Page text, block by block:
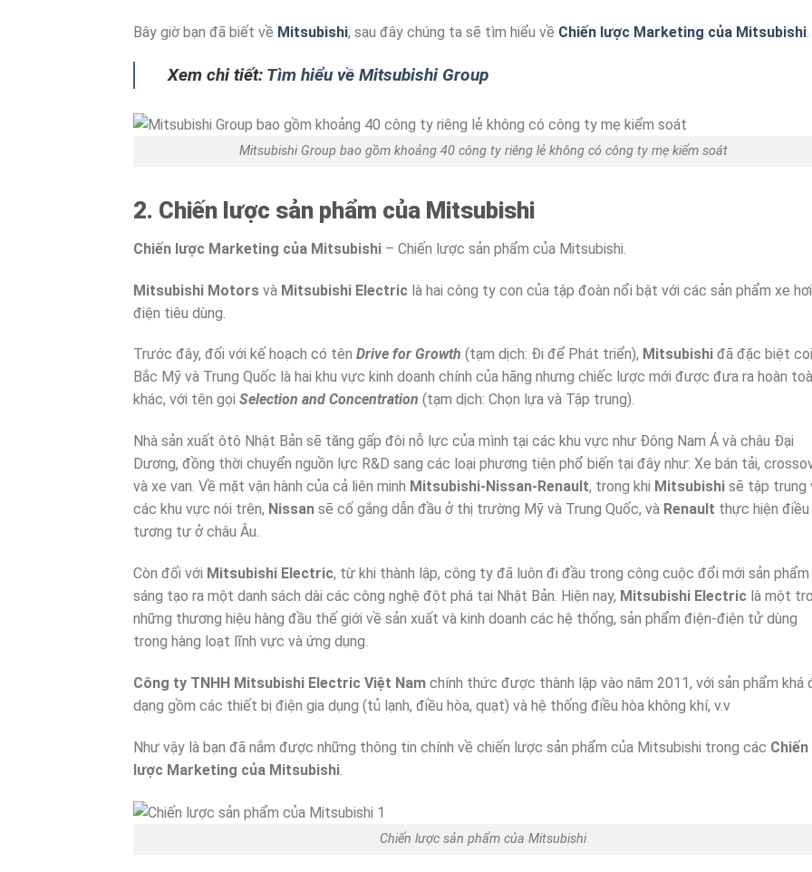
Bây giờ bạn đã biết về Mitsubishi, sau đây chúng ta sẽ tìm hiểu về Chiến lược Marketing của Mitsubishi
Xem chi tiết: Tìm hiểu về Mitsubishi Group
Mitsubishi Group bao gồm khoảng 40 công ty riêng lẻ không có công ty mẹ kiểm soát
2. Chiến lược sản phẩm của Mitsubishi
Chiến lược Marketing của Mitsubishi – Chiến lược sản phẩm của Mitsubishi.
Mitsubishi Motors và Mitsubishi Electric là hai công ty con của tập đoàn nổi bật với các sản phẩm xe
điện tiêu dùng.
Trước đây, đối với kế hoạch có tên Drive for Growth (tạm dịch: Đi để Phát triển), Mitsubishi đã đặc biệt coi
Bắc Mỹ và Trung Quốc là hai khu vực kinh doanh chính của hãng nhưng chiếc lược mới được đưa ra hoàn
khác, với tên gọi Selection and Concentration (tạm dịch: Chọn lựa và Tập trung).
Nhà sản xuất ôtô Nhật Bản sẽ tăng gấp đôi nỗ lực của mình tại các khu vực như Đông Nam Á và châu Đại
Dương, đồng thời chuyển nguồn lực R&D sang các loại phương tiện phổ biến tại đây như: Xe bán tải,
và xe van. Về mặt vận hành của cả liên minh Mitsubishi-Nissan-Renault, trong khi Mitsubishi sẽ tập trung
các khu vực nói trên, Nissan sẽ cố gắng dẫn đầu ở thị trường Mỹ và Trung Quốc, và Renault thực hiện điều
tương tự ở châu Âu.
Còn đối với Mitsubishi Electric, từ khi thành lập, công ty đã luôn đi đầu trong công cuộc đổi mới sản phẩm
sáng tạo ra một danh sách dài các công nghệ đột phá tại Nhật Bản. Hiện nay, Mitsubishi Electric là một
những thương hiệu hàng đầu thế giới về sản xuất và kinh doanh các hệ thống, sản phẩm điện-điện tử dùng
trong hàng loạt lĩnh vực và ứng dụng.
Công ty TNHH Mitsubishi Electric Việt Nam chính thức được thành lập vào năm 2011, với sản phẩm khá
dạng gồm các thiết bị điện gia dụng (tủ lạnh, điều hòa, quạt) và hệ thống điều hòa không khí, v.v
Như vậy là bạn đã nắm được những thông tin chính về chiến lược sản phẩm của Mitsubishi trong các Chiến
lược Marketing của Mitsubishi
Chiến lược sản phẩm của Mitsubishi